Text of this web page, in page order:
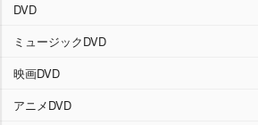
DVD
ミュージックDVD
映画DVD
アニメDVD